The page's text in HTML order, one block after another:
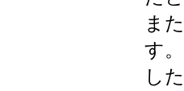
ま
す
し